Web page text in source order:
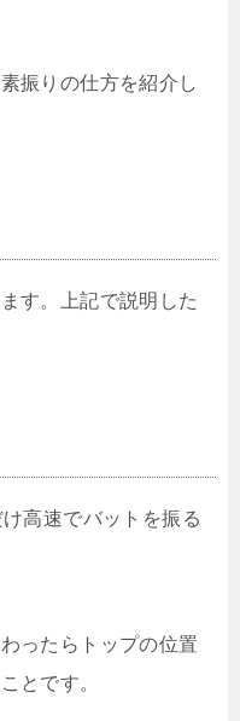
振りの仕方を紹介し
す。上記で説明した
高速でバットを振る
ったらトップの位置
とです。